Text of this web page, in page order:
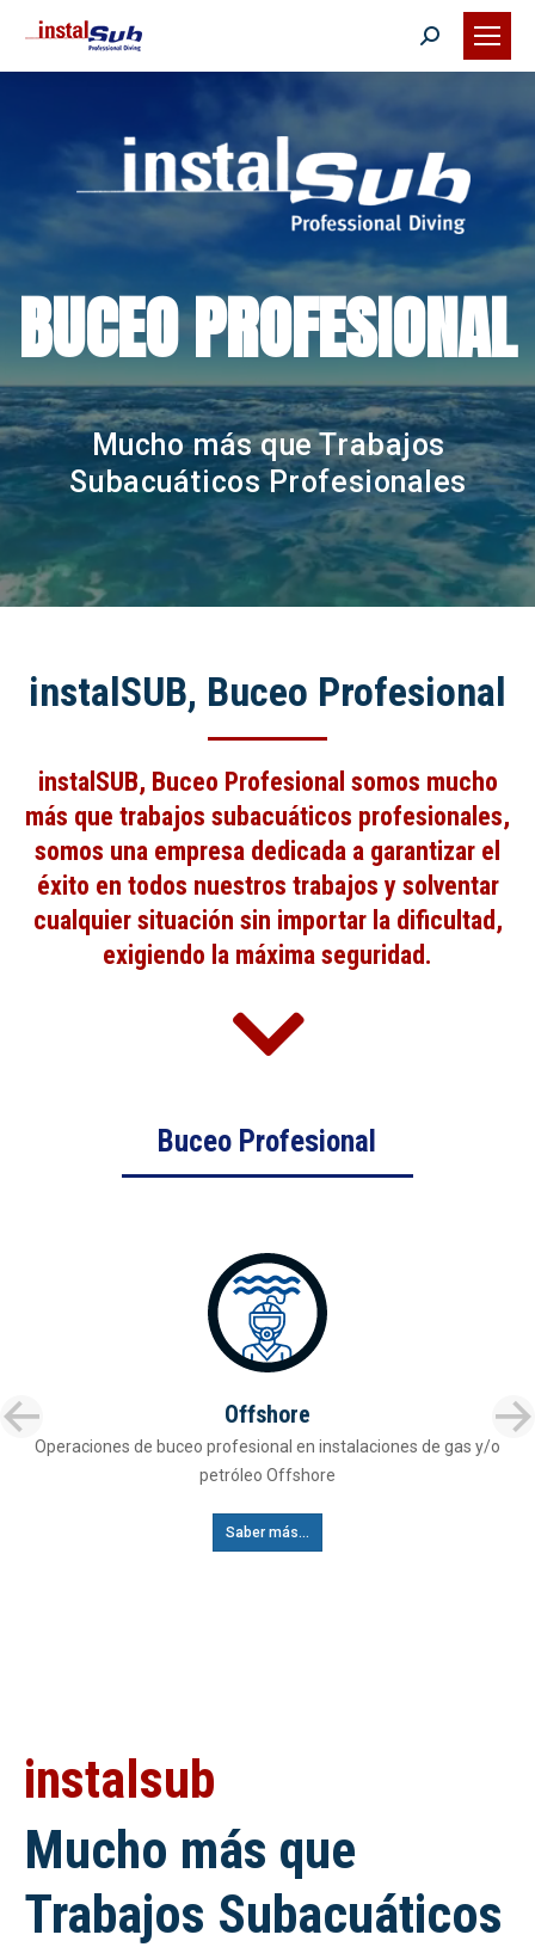
Buscar:
BUCEO PROFESIONAL
Mucho más que Trabajos
Subacuáticos Profesionales
instalSUB, Buceo Profesional
instalSUB, Buceo Profesional somos mucho
más que trabajos subacuáticos profesionales,
somos una empresa dedicada a garantizar el
éxito en todos nuestros trabajos y solventar
cualquier situación sin importar la dificultad,
exigiendo la máxima seguridad.
Buceo Profesional
Offshore
Operaciones de buceo profesional en instalaciones de gas y/o
petróleo Offshore
Saber más...
instalsub
Mucho más que
Trabajos Subacuáticos